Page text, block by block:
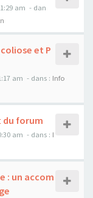
am - dan
et P
am - dans : Info
forum
am - dans : I
: un accom